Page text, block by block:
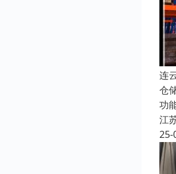
连
仓
功
江
25-